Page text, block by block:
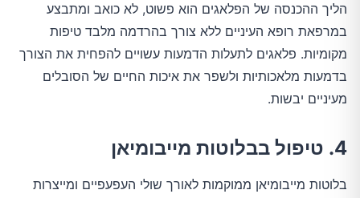
הליך ההכנסה של הפלאגים הוא פשוט, לא כואב ומתבצע
במרפאת רופא העיניים ללא צורך בהרדמה מלבד טיפות
מקומיות. פלאגים לתעלות הדמעות עשויים להפחית את הצורך
בדמעות מלאכותיות ולשפר את איכות החיים של הסובלים
מעיניים יבשות.
4. טיפול בבלוטות מייבומיאן
בלוטות מייבומיאן ממוקמות לאורך שולי העפעפיים ומייצרות